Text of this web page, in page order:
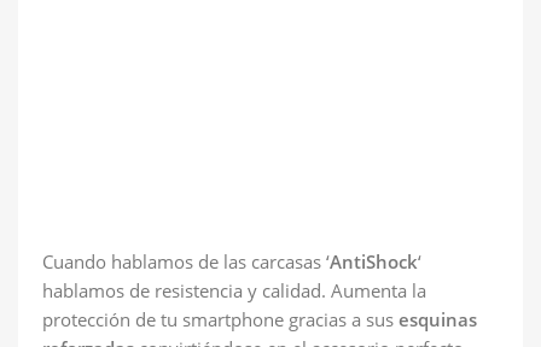
Cuando hablamos de las carcasas ‘AntiShock‘
hablamos de resistencia y calidad. Aumenta la
protección de tu smartphone gracias a sus esquinas